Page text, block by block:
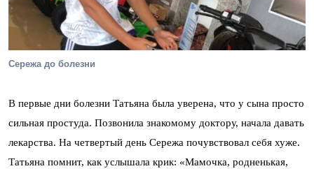
Сережа до болезни
В первые дни болезни Татьяна была уверена, что у сына просто
сильная простуда. Позвонила знакомому доктору, начала давать
лекарства. На четвертый день Сережа почувствовал себя хуже.
Татьяна помнит, как услышала крик: «Мамочка, родненькая,